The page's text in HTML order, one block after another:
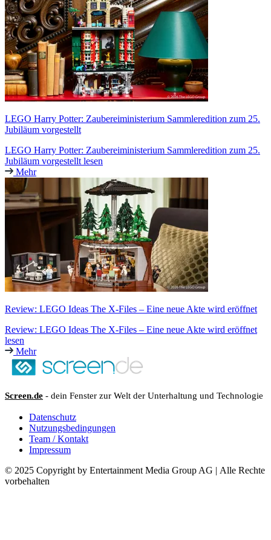
LEGO Harry Potter: Zaubereiministerium Sammleredition zum 25.
Jubiläum vorgestellt
LEGO Harry Potter: Zaubereiministerium Sammleredition zum 25.
Jubiläum vorgestellt lesen
Mehr
Review: LEGO Ideas The X-Files – Eine neue Akte wird eröffnet
Review: LEGO Ideas The X-Files – Eine neue Akte wird eröffnet
lesen
Mehr
Screen.de - dein Fenster zur Welt der Unterhaltung und Technologie
Datenschutz
Nutzungsbedingungen
Team / Kontakt
Impressum
© 2025 Copyright by Entertainment Media Group AG | Alle Rechte
vorbehalten